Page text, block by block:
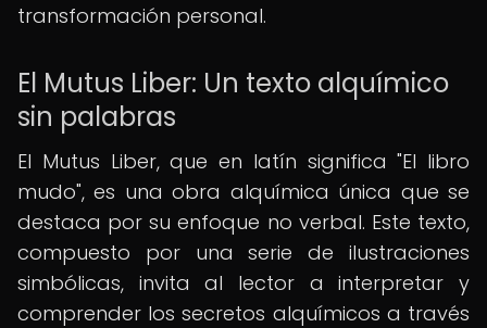
transformación personal.
El Mutus Liber: Un texto alquímico
sin palabras
El Mutus Liber, que en latín significa "El libro
mudo", es una obra alquímica única que se
destaca por su enfoque no verbal. Este texto,
compuesto por una serie de ilustraciones
simbólicas, invita al lector a interpretar y
comprender los secretos alquímicos a través